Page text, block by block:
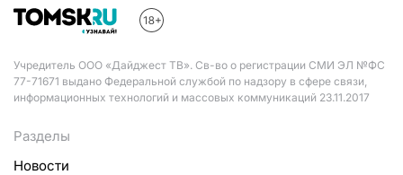
Учредитель ООО «Дайджест ТВ». Св-во о регистрации СМИ ЭЛ №ФС
77-71671 выдано Федеральной службой по надзору в сфере связи,
информационных технологий и массовых коммуникаций 23.11.2017
Разделы
Новости